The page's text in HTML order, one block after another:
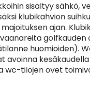
sisältyy sähkö,
klubikahvion
ajan.
golfkauden
huomioiden).
avoinna
wc-tilojen ovet